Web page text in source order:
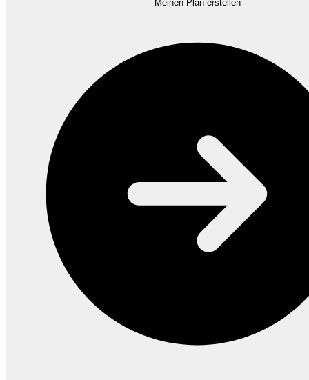
Meinen Plan erstellen